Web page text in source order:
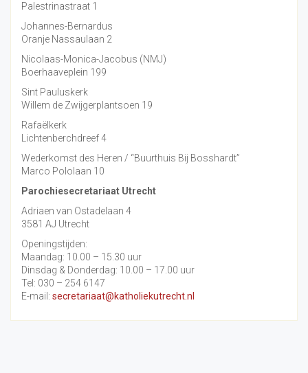
Palestrinastraat 1
Johannes-Bernardus
Oranje Nassaulaan 2
Nicolaas-Monica-Jacobus (NMJ)
Boerhaaveplein 199
Sint Pauluskerk
Willem de Zwijgerplantsoen 19
Rafaëlkerk
Lichtenberchdreef 4
Wederkomst des Heren / “Buurthuis Bij Bosshardt”
Marco Pololaan 10
Parochiesecretariaat Utrecht
Adriaen van Ostadelaan 4
3581 AJ Utrecht
Openingstijden:
Maandag: 10.00 – 15.30 uur
Dinsdag & Donderdag: 10.00 – 17.00 uur
Tel: 030 – 254 6147
E-mail: secretariaat@katholiekutrecht.nl